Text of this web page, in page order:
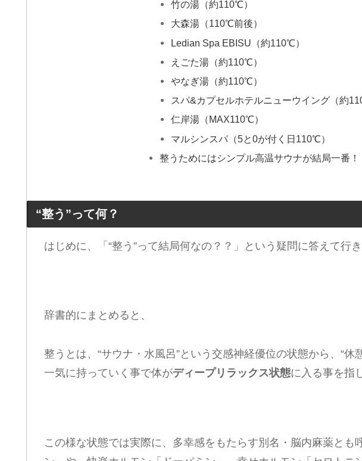
竹の湯（約110℃）
大森湯（110℃前後）
Ledian Spa EBISU（約110℃）
えごた湯（約110℃）
やなぎ湯（約110℃）
スパ&カプセルホテルニューウイング（約
仁岸湯（MAX110℃）
マルシンスパ（5と0が付く日110℃）
整うためにはシンプル高温サウナが結局一番！
“整う”って何？
はじめに、「“整う”って結局何なの？？」という疑問に答えて行き
辞書的にまとめると、
整うとは、“サウナ・水風呂”という交感神経優位の状態から、“休
一気に持っていく事で体がディープリラックス状態に入る事を指
この様な状態では実際に、多幸感をもたらす別名・脳内麻薬とも